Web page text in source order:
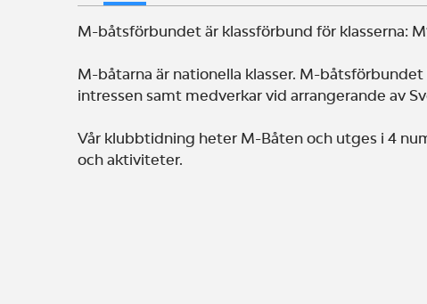
M-båtsförbundet är klassförbund för klasserna:
M-båtarna är nationella klasser. M-
intressen samt medverkar vid arrangerande av
Vår klubbtidning heter M-Båten och utges i 4
och aktiviteter.